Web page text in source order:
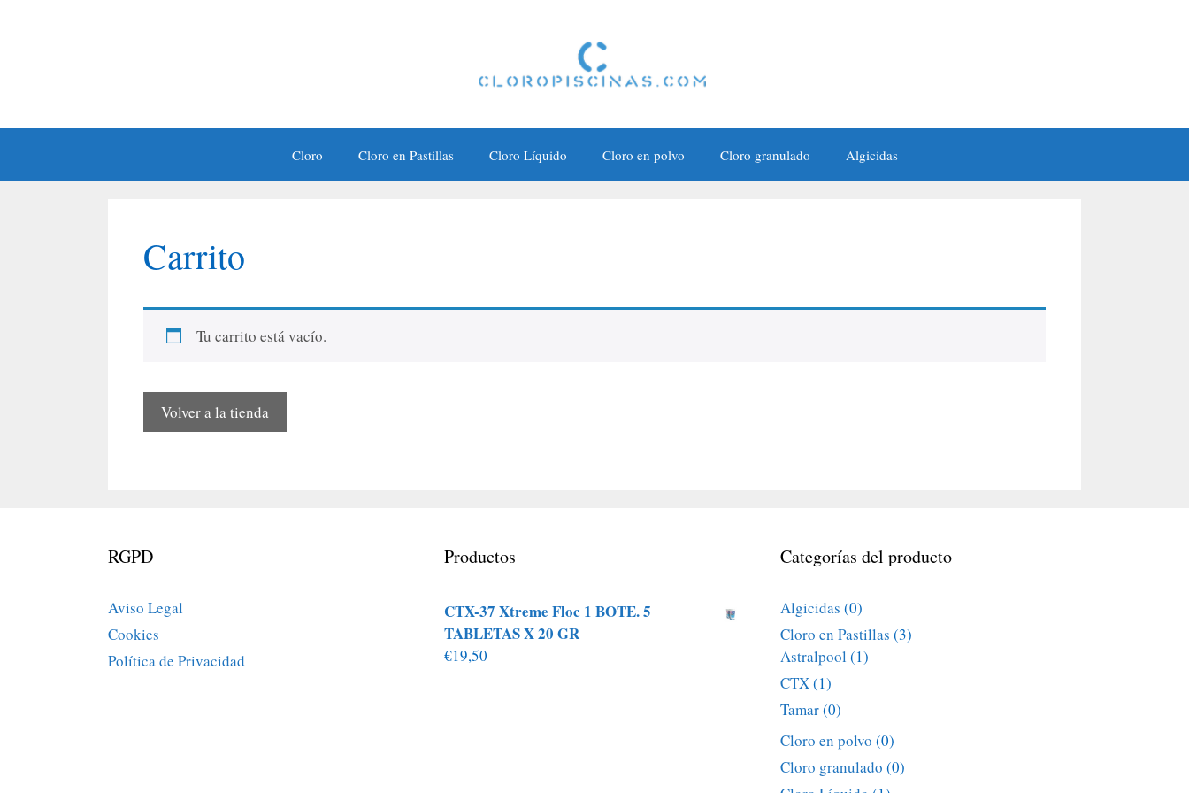
Cloro Cloro en Pastillas Cloro Líquido Cloro en polvo Cloro granulado Algicidas
Carrito
Tu carrito está vacío.
Volver a la tienda
RGPD
Aviso Legal
Cookies
Política de Privacidad
Productos
CTX-37 Xtreme Floc 1 BOTE. 5
TABLETAS X 20 GR
€19,50
Categorías del producto
Algicidas (0)
Cloro en Pastillas (3)
Astralpool (1)
CTX(1)
Tamar(0)
Cloro en polvo (0)
Cloro granulado (0)